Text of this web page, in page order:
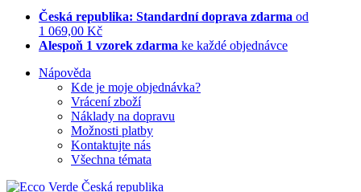
Česká republika: Standardní doprava zdarma od
1 069,00 Kč
Alespoň 1 vzorek zdarma ke každé objednávce
Nápověda
Kde je moje objednávka?
Vrácení zboží
Náklady na dopravu
Možnosti platby
Kontaktujte nás
Všechna témata